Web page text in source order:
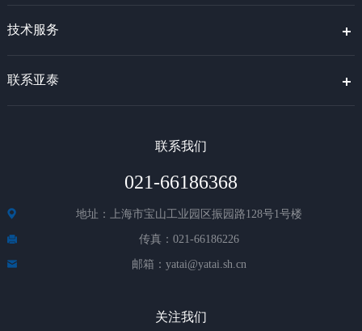
技术服务
联系亚泰
联系我们
021-66186368
地址：上海市宝山工业园区振园路128号1号楼
传真：021-66186226
邮箱：yatai@yatai.sh.cn
关注我们